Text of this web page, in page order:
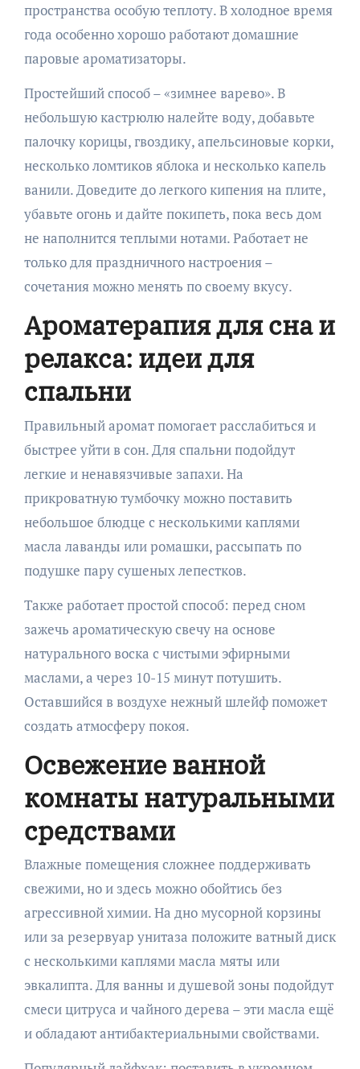
пространства особую теплоту. В холодное время
года особенно хорошо работают домашние
паровые ароматизаторы.
Простейший способ – «зимнее варево». В
небольшую кастрюлю налейте воду, добавьте
палочку корицы, гвоздику, апельсиновые корки,
несколько ломтиков яблока и несколько капель
ванили. Доведите до легкого кипения на плите,
убавьте огонь и дайте покипеть, пока весь дом
не наполнится теплыми нотами. Работает не
только для праздничного настроения –
сочетания можно менять по своему вкусу.
Ароматерапия для сна и
релакса: идеи для
спальни
Правильный аромат помогает расслабиться и
быстрее уйти в сон. Для спальни подойдут
легкие и ненавязчивые запахи. На
прикроватную тумбочку можно поставить
небольшое блюдце с несколькими каплями
масла лаванды или ромашки, рассыпать по
подушке пару сушеных лепестков.
Также работает простой способ: перед сном
зажечь ароматическую свечу на основе
натурального воска с чистыми эфирными
маслами, а через 10-15 минут потушить.
Оставшийся в воздухе нежный шлейф поможет
создать атмосферу покоя.
Освежение ванной
комнаты натуральными
средствами
Влажные помещения сложнее поддерживать
свежими, но и здесь можно обойтись без
агрессивной химии. На дно мусорной корзины
или за резервуар унитаза положите ватный диск
с несколькими каплями масла мяты или
эвкалипта. Для ванны и душевой зоны подойдут
смеси цитруса и чайного дерева – эти масла ещё
и обладают антибактериальными свойствами.